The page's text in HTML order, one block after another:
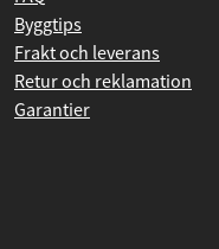
Generella köpvillkor
FAQ
Byggtips
Frakt och leverans